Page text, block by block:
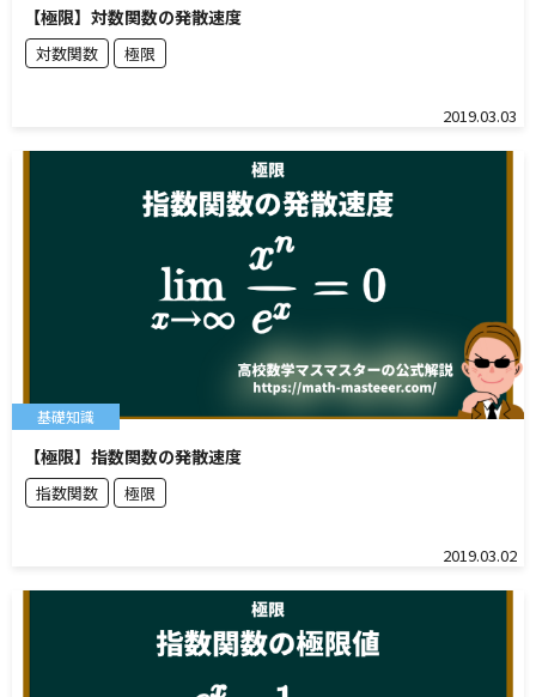
【極限】対数関数の発散速度
対数関数 極限
2019.03.03
【極限】指数関数の発散速度
指数関数 極限
基礎知識
2019.03.02